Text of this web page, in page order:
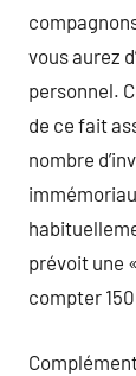
vous aurez
personnel.
de ce fait
nombre
prévoit une
compter